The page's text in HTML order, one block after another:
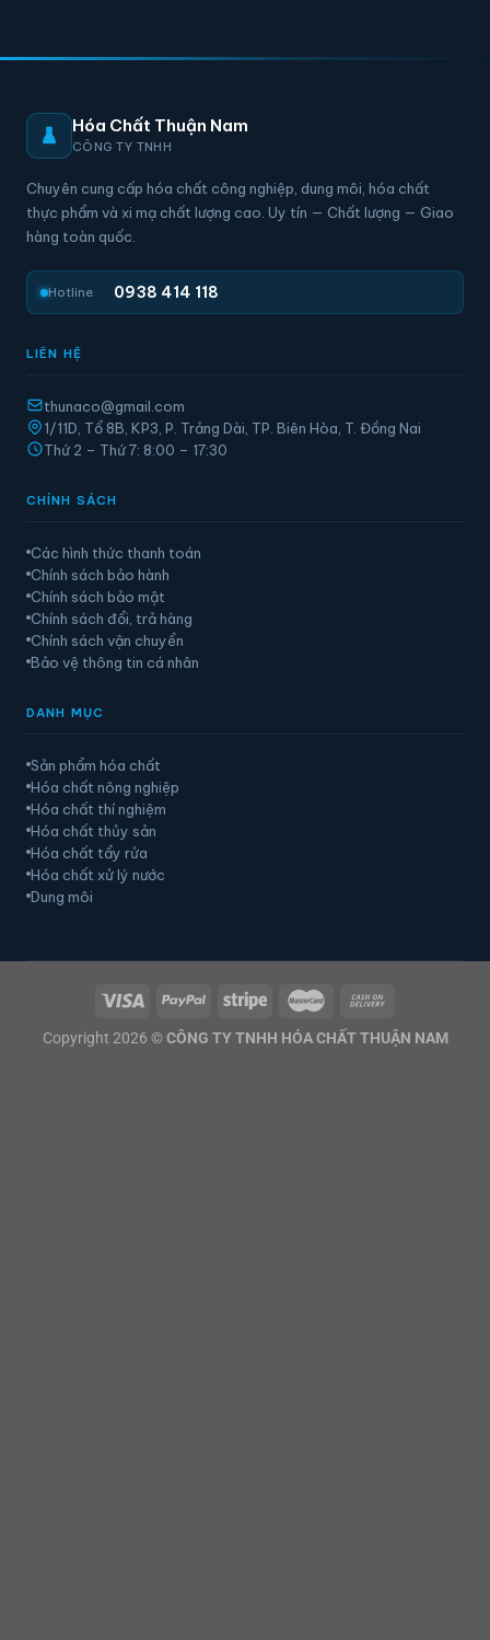
Hóa Chất Thuận Nam
CÔNG TY TNHH
Chuyên cung cấp hóa chất công nghiệp, dung môi, hóa chất
thực phẩm và xi mạ chất lượng cao. Uy tín — Chất lượng — Giao
hàng toàn quốc.
Hotline 0938 414 118
LIÊN HỆ
thunaco@gmail.com
1/11D, Tổ 8B, KP3, P. Trảng Dài, TP. Biên Hòa, T. Đồng Nai
Thứ 2 – Thứ 7: 8:00 – 17:30
CHÍNH SÁCH
Các hình thức thanh toán
Chính sách bảo hành
Chính sách bảo mật
Chính sách đổi, trả hàng
Chính sách vận chuyển
Bảo vệ thông tin cá nhân
DANH MỤC
Sản phẩm hóa chất
Hóa chất nông nghiệp
Hóa chất thí nghiệm
Hóa chất thủy sản
Hóa chất tẩy rửa
Hóa chất xử lý nước
Dung môi
Copyright 2026 © CÔNG TY TNHH HÓA CHẤT THUẬN NAM